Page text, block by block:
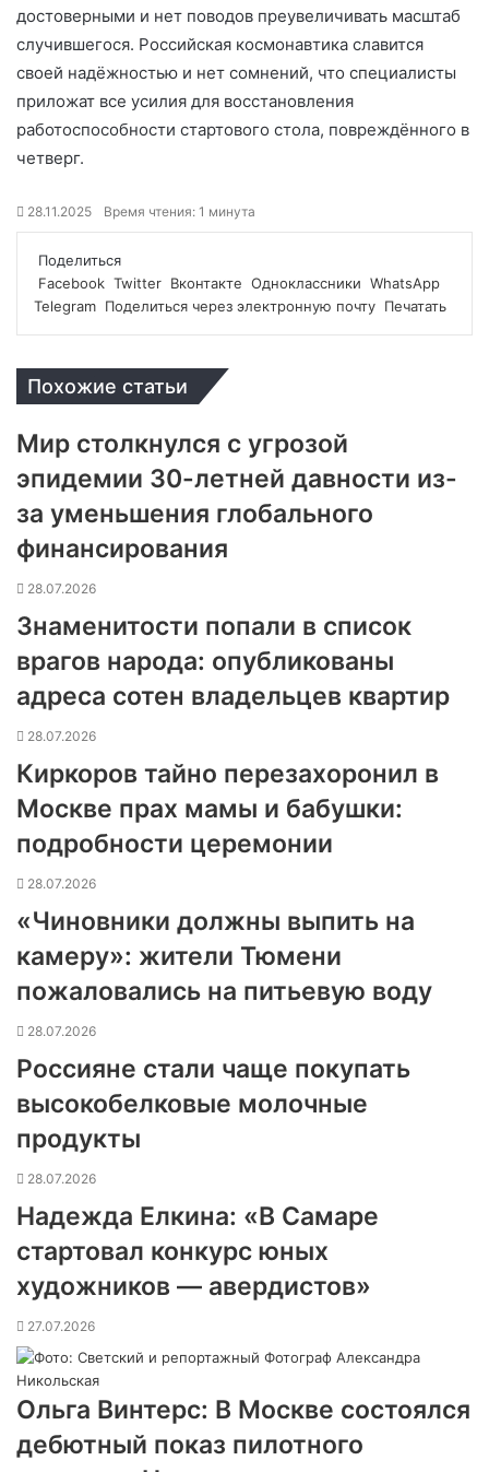
достоверными и нет поводов преувеличивать масштаб
случившегося. Российская космонавтика славится
своей надёжностью и нет сомнений, что специалисты
приложат все усилия для восстановления
работоспособности стартового стола, повреждённого в
четверг.
28.11.2025 Время чтения: 1 минута
Поделиться
Facebook Twitter Вконтакте Одноклассники WhatsApp
Telegram Поделиться через электронную почту Печатать
Похожие статьи
Мир столкнулся с угрозой
эпидемии 30-летней давности из-
за уменьшения глобального
финансирования
28.07.2026
Знаменитости попали в список
врагов народа: опубликованы
адреса сотен владельцев квартир
28.07.2026
Киркоров тайно перезахоронил в
Москве прах мамы и бабушки:
подробности церемонии
28.07.2026
«Чиновники должны выпить на
камеру»: жители Тюмени
пожаловались на питьевую воду
28.07.2026
Россияне стали чаще покупать
высокобелковые молочные
продукты
28.07.2026
Надежда Елкина: «В Самаре
стартовал конкурс юных
художников — авердистов»
27.07.2026
Ольга Винтерс: В Москве состоялся
дебютный показ пилотного